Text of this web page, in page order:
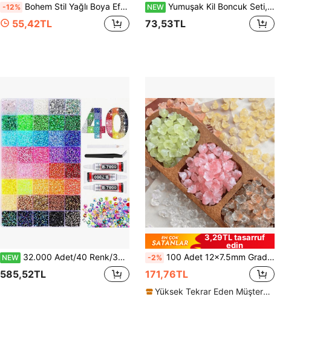
-12% Bohem Stil Yağlı Boya Efektli Reçine Boncuklar DIY Bileklik Kolye İçin Gevşek Boncuk Malzemesi El Yapımı Boncuklu Bileklik Telefon Zinciri Aksesuarları Pastoral Stil
55,42TL
NEW Yumuşak Kil Boncuk Seti, Tatil Temalı Takı Yapım Kiti, Turkuaz, Deniz Kabuğu, Denizyıldızı ve Doğal Taşlar İçerir, Okyanus Canlısı Detaylı, DIY Yaz Temalı Arkadaşlık Bileklikleri
73,53TL
NEW 32.000 Adet/40 Renk/3mm Düz Arkalı Yapay Elmas Seti, Çok Renkli El Yapımı Taş Kiti, Alma Kalemi ve Cımbız ile, DIY, Kıyafet, Ayakkabı ve Parlak Takılar İçin Uygun, Renkli Karışık Palet
585,52TL
3,29TL tasarruf
edin
-2% 100 Adet 12x7.5mm Gradyan Renkli Yarı Saydam Cam Müge Boncuk, Sarı, Yeşil, Pembe ve Mor Renkler Dahil - DIY Takı, Saç Tokası ve Ev Dekorasyonu El Sanatları İçin Mükemmel
171,76TL
Yüksek Tekrar Eden Müşteriler